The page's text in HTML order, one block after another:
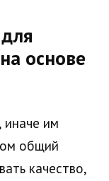
основе
им
общий
качество,